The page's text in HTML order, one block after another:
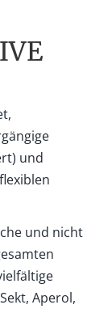
und
und nicht
Aperol,